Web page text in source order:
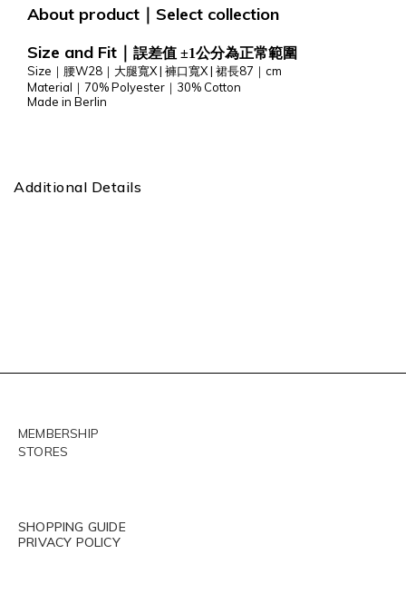
About product Select collection
Size and Fit
誤差值 ±1公分為正常範圍
Size｜腰W28｜ 大腿寬X | 褲口寬X| 裙長87 ｜cm
Material｜70% Polyester ｜30% Cotton
Made in Berlin
Additional Details
MEMBERSHIP
STORES
SHOPPING GUIDE
PRIVACY POLICY